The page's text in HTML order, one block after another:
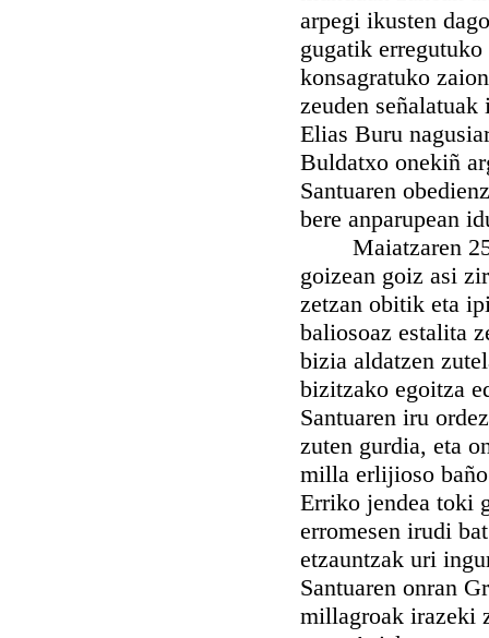
arpegi ikusten
gugatik
konsagratuko
zeuden
Elias Buru
Buldatxo onekiñ
Santuaren
bere anparupean
Maiatzaren
goizean goiz asi
zetzan obitik eta
baliosoaz estalita
bizia aldatzen
bizitzako egoitza
Santuaren iru
zuten gurdia, eta
milla erlijioso
Erriko jendea toki
erromesen irudi
etzauntzak uri
Santuaren onran
millagroak irazeki